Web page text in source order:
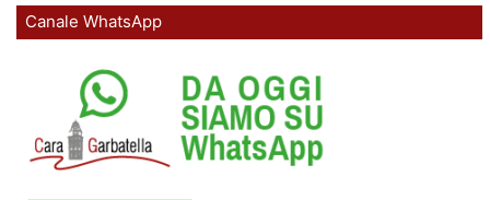
Canale WhatsApp